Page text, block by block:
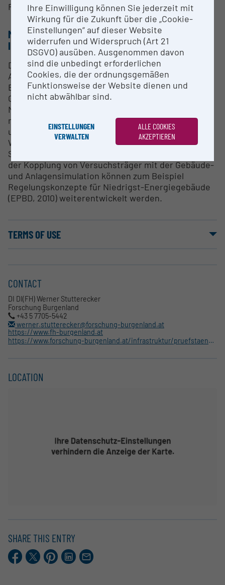
Research Services nach Vereinbarung
METHODS & EXPERTISE FOR RESEARCH
INFRASTRUCTURE
Durch die Koppelung mit der Gebäude- und
Anlagensimulation kann der Versuchsträger unter
Berücksichtigung des Systems bzw.
Gebäudekonzepts vermessen werden (z.B.
Niedrigst-Energiegebäude mit Photovoltaik). Ein
mobiles Messequipment dient zur Messung im Feld,
um Simulationsmodelle zu validieren und dadurch
Wärmepumpen-/Kältemaschinensysteme auf
System- und Konzeptebene zu optimieren. Mit Hilfe
der Kopplung von Versuchsträger mit der Gebäude-
und Anlagensimulation können zum Beispiel
Regelungskonzepte für Niedrigst-Energiegebäude
(EPBD, 2010) weiterentwickelt werden.
TERMS OF USE
CONTACT
DI DI(FH) Werner Stutterecker
Forschung Burgenland
+43 5 7705-5442
werner.stutterecker@forschung-burgenland.at
https://www.fh-burgenland.at
https://www.forschung-burgenland.at/infrastruktur/pruefstaende/teststand-fuer-waermepumpen-und-thermisches-kuehlen
LOCATION
SHARE THIS ENTRY
Facebook
X.comPinterestLinkedIn
E-
Mail
Ihre Einwilligung können Sie jederzeit mit
Wirkung für die Zukunft über die „Cookie-
Einstellungen“ auf dieser Website
widerrufen und Widerspruch (Art 21
DSGVO) ausüben. Ausgenommen davon
sind die unbedingt erforderlichen
Cookies, die der ordnungsgemäßen
Funktionsweise der Website dienen und
nicht abwählbar sind.
EINSTELLUNGEN
VERWALTEN
ALLE COOKIES
AKZEPTIEREN